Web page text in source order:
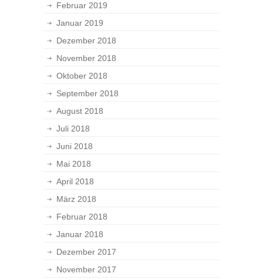
Februar 2019
Januar 2019
Dezember 2018
November 2018
Oktober 2018
September 2018
August 2018
Juli 2018
Juni 2018
Mai 2018
April 2018
März 2018
Februar 2018
Januar 2018
Dezember 2017
November 2017